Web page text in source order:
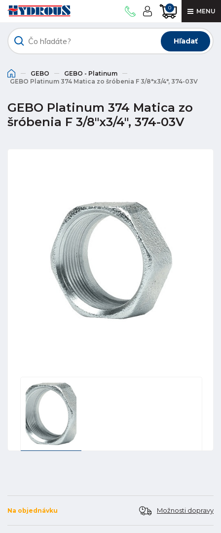
0 MENU
Hľadať
GEBO
GEBO - Platinum
GEBO Platinum 374 Matica zo šróbenia F 3/8"x3/4", 374-03V
GEBO Platinum 374 Matica zo
šróbenia F 3/8"x3/4", 374-03V
Na objednávku Možnosti dopravy